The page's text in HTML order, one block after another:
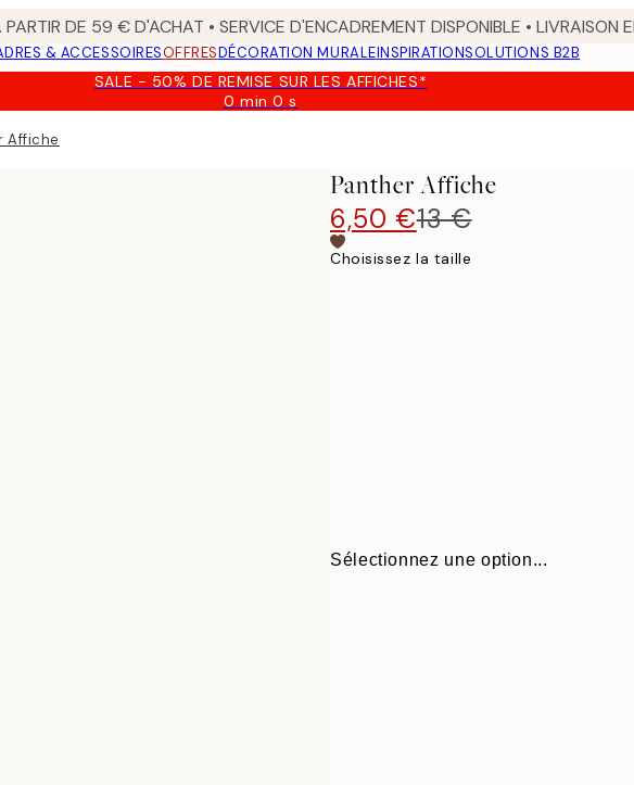
PARTIR DE 59 € D'ACHAT • SERVICE D'ENCADREMENT DISPONIBLE • LIVRAISON
& ACCESSOIRESOFFRESDÉCORATION MURALEINSPIRATIONSOLUTIONS B2B
SALE - 50% DE REMISE SUR LES AFFICHES*
0 min0 s
Valable
Affiche
Panther Affiche
6,50 €13 €
Choisissez la taille
Sélectionnez une option...